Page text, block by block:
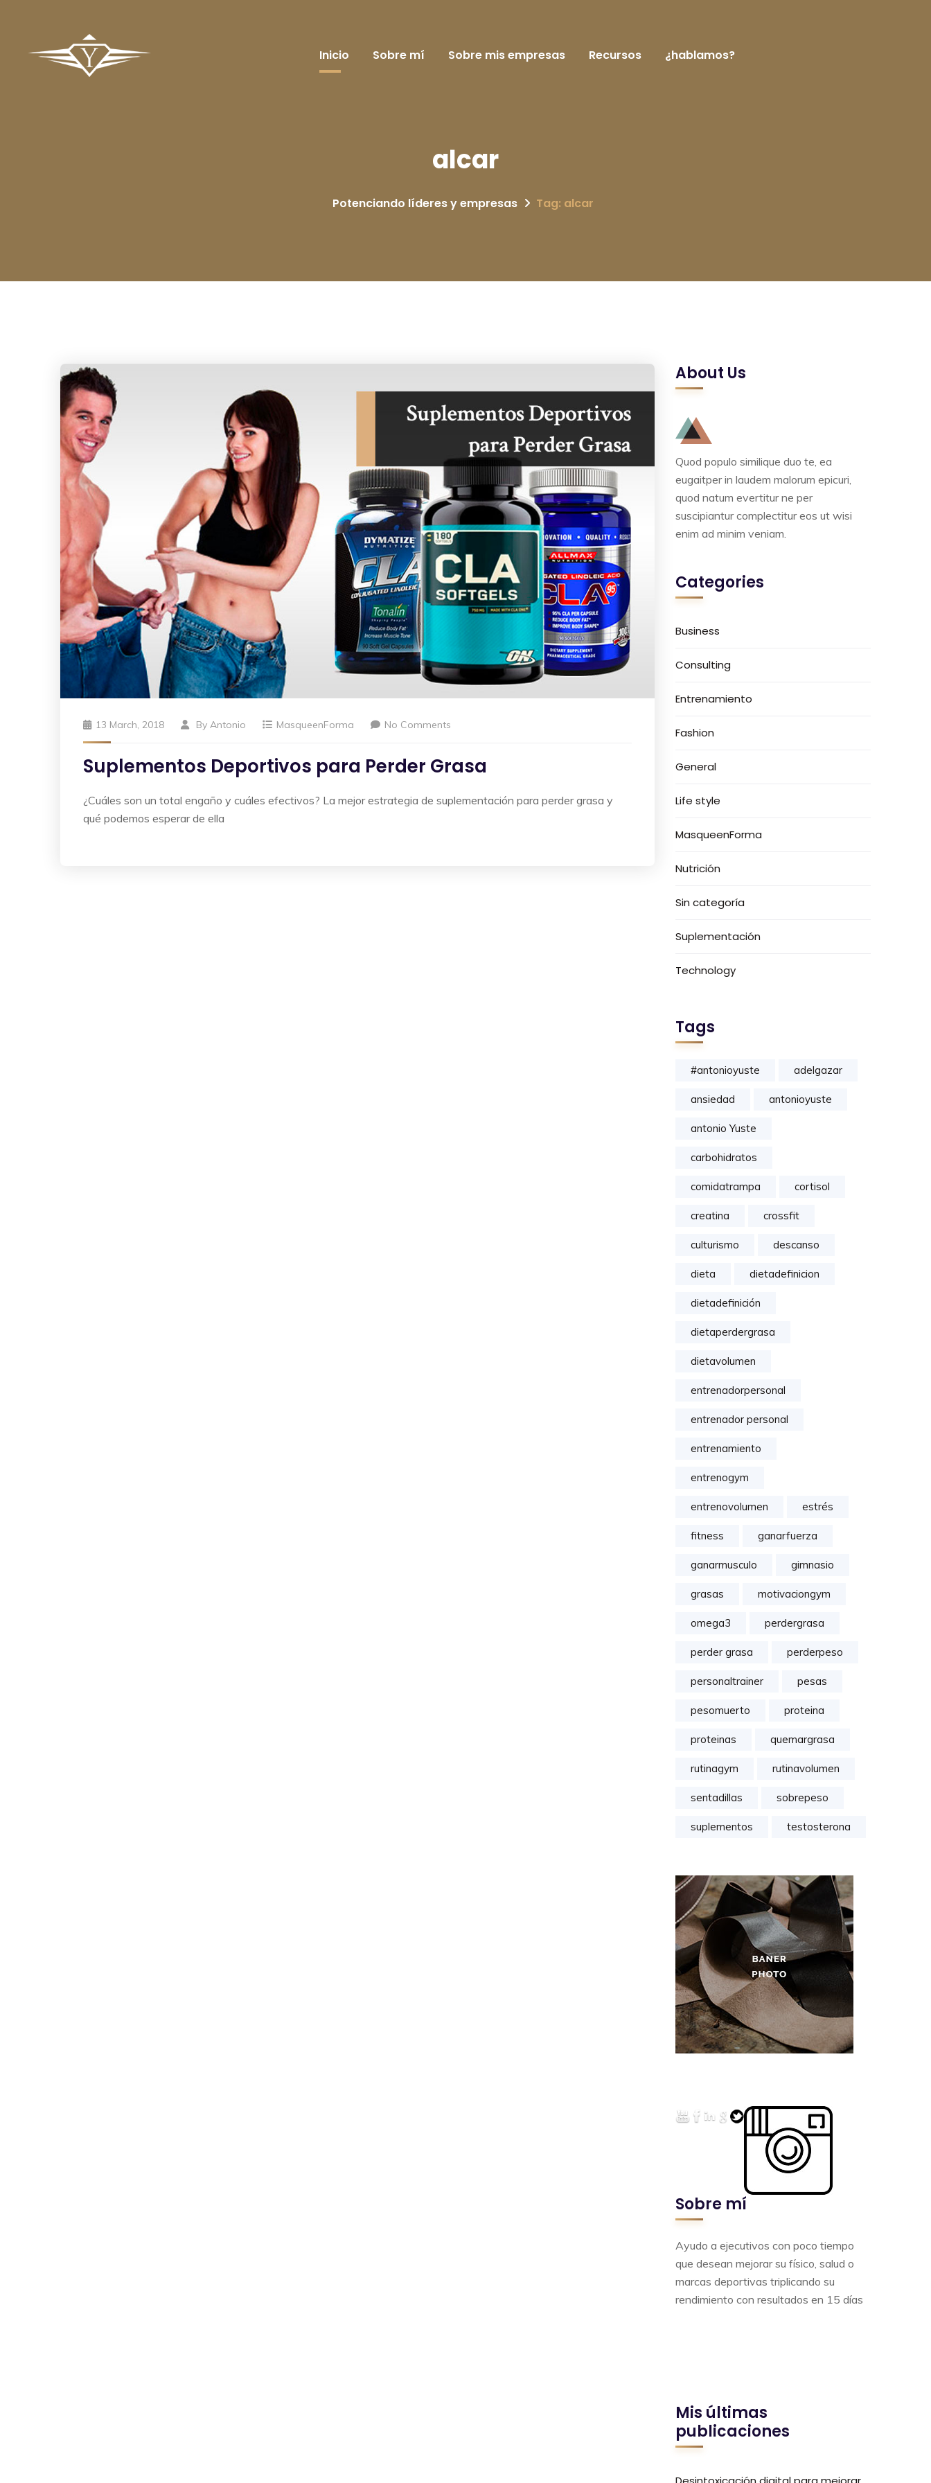
Inicio Sobre mí Sobre mis empresas Recursos ¿hablamos?
alcar
Potenciando líderes y empresas Tag: alcar
13 March, 2018 By Antonio MasqueenForma No Comments
Suplementos Deportivos para Perder Grasa
¿Cuáles son un total engaño y cuáles efectivos? La mejor estrategia de suplementación para perder grasa y
qué podemos esperar de ella
About Us
Quod populo similique duo te, ea
eugaitper in laudem malorum epicuri,
quod natum evertitur ne per
suscipiantur complectitur eos ut wisi
enim ad minim veniam.
Categories
Business
Consulting
Entrenamiento
Fashion
General
Life style
MasqueenForma
Nutrición
Sin categoría
Suplementación
Technology
Tags
#antonioyuste adelgazar
ansiedad antonioyuste
antonio Yuste
carbohidratos
comidatrampa cortisol
creatina crossfit
culturismo descanso
dieta dietadefinicion
dietadefinición
dietaperdergrasa
dietavolumen
entrenadorpersonal
entrenador personal
entrenamiento
entrenogym
entrenovolumen estrés
fitness ganarfuerza
ganarmusculo gimnasio
grasas motivaciongym
omega3 perdergrasa
perder grasa perderpeso
personaltrainer pesas
pesomuerto proteina
proteinas quemargrasa
rutinagym rutinavolumen
sentadillas sobrepeso
suplementos testosterona
Sobre mí
Ayudo a ejecutivos con poco tiempo
que desean mejorar su físico, salud o
marcas deportivas triplicando su
rendimiento con resultados en 15 días
Mis últimas
publicaciones